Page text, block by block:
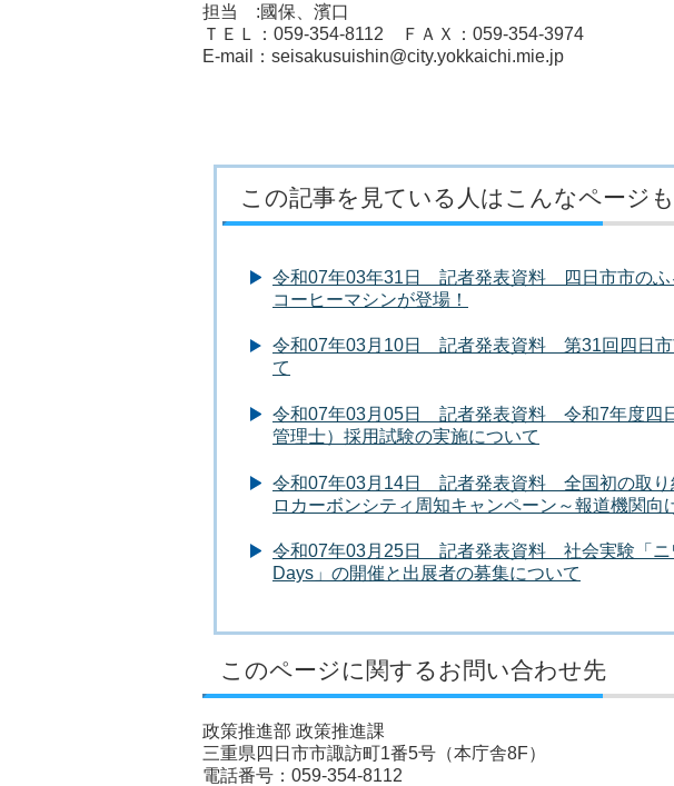
担当 :國保、濱口
ＴＥＬ：059-354-8112 ＦＡＸ：059-354-3974
E-mail：seisakusuishin@city.yokkaichi.mie.jp
この記事を見ている人はこんなページ
令和07年03年31日 記者発表資料 四日市市のふ
コーヒーマシンが登場！
令和07年03月10日 記者発表資料 第31回四日市
て
令和07年03月05日 記者発表資料 令和7年度四
管理士）採用試験の実施について
令和07年03月14日 記者発表資料 全国初の取り
ロカーボンシティ周知キャンペーン～報道機関向
令和07年03月25日 記者発表資料 社会実験「ニ
Days」の開催と出展者の募集について
このページに関するお問い合わせ先
政策推進部 政策推進課
三重県四日市市諏訪町1番5号（本庁舎8F）
電話番号：059-354-8112